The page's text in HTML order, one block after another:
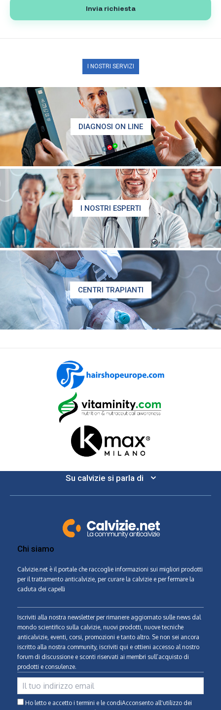
Invia richiesta
I NOSTRI SERVIZI
DIAGNOSI ON LINE
I NOSTRI ESPERTI
CENTRI TRAPIANTI
Su calvizie si parla di
Chi siamo
Calvizie.net è il portale che raccoglie informazioni sui migliori prodotti
per il trattamento anticalvizie, per curare la calvizie e per fermare la
caduta dei capelli
Iscriviti alla nostra newsletter per rimanere aggiornato sulle news dal
mondo scientifico sulla calvizie, nuovi prodotti, nuove tecniche
anticalvizie, eventi, corsi, promozioni e tanto altro. Se non sei ancora
iscritto alla nostra community, iscriviti qui e ottieni accesso al nostro
forum di discussione e sconti riservati ai membri sull’acquisto di
prodotti e consulenze.
Ho letto e accetto i termini e le condiAcconsento all'utilizzo dei